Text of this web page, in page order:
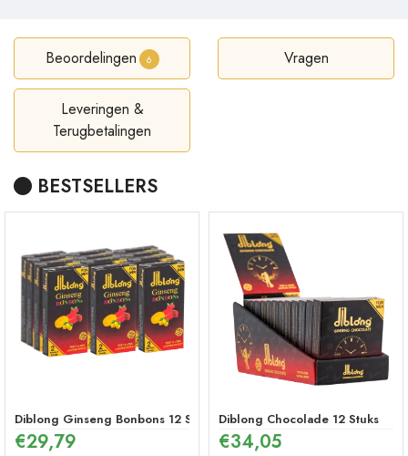
Beoordelingen 6 Vragen
Leveringen &
Terugbetalingen
BESTSELLERS
Diblong Ginseng Bonbons 12 Stuks
€29,79
Diblong Chocolade 12 Stuks
€34,05